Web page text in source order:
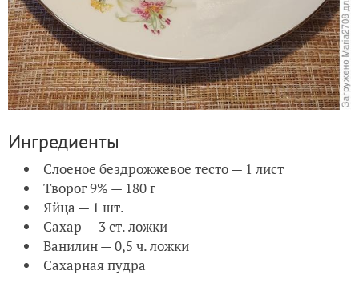
Ингредиенты
Слоеное бездрожжевое тесто — 1 лист
Творог 9% — 180 г
Яйца — 1 шт.
Сахар — 3 ст. ложки
Ванилин — 0,5 ч. ложки
Сахарная пудра